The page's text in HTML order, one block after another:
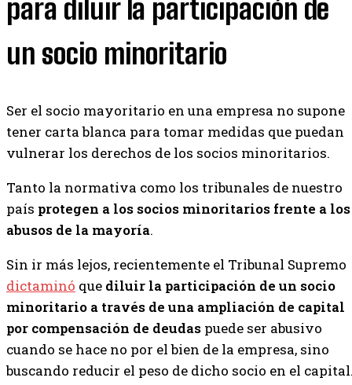
para diluir la participación de
un socio minoritario
Ser el socio mayoritario en una empresa no supone
tener carta blanca para tomar medidas que puedan
vulnerar los derechos de los socios minoritarios.
Tanto la normativa como los tribunales de nuestro
país protegen a los socios minoritarios frente a los
abusos de la mayoría.
Sin ir más lejos, recientemente el Tribunal Supremo
dictaminó que diluir la participación de un socio
minoritario a través de una ampliación de capital
por compensación de deudas puede ser abusivo
cuando se hace no por el bien de la empresa, sino
buscando reducir el peso de dicho socio en el